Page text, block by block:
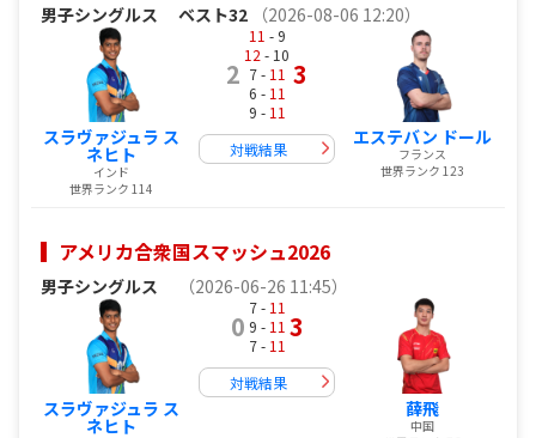
男子シングルス ベスト32 （2026-08-06 12:20）
スラヴァジュラ ス
ネヒト
インド
世界ランク 114
2
11 - 9
12 - 10
7 - 11
6 - 11
9 - 11
3
対戦結果
エステバン ドール
フランス
世界ランク 123
アメリカ合衆国スマッシュ2026
男子シングルス （2026-06-26 11:45）
スラヴァジュラ ス
ネヒト
0
7 - 11
9 - 11
7 - 11
3
対戦結果
薛飛
中国